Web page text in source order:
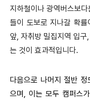
지하철이나 광역버스보
들이 도보로 지나갈 확
앞, 자취방 밀집지역 입
는 것이 효과적입니다.
다음으로 나머지 절반
으며, 이는 모두 캠퍼스